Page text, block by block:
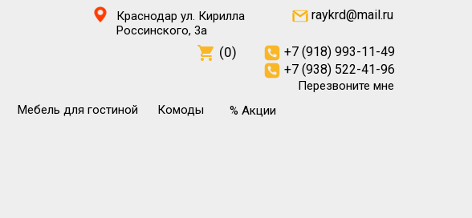
Краснодар ул. Кирилла
Россинского, 3а
raykrd@mail.ru
Перезвоните мне
Мебель для гостиной Комоды % Акции
(0)
+7 (918) 993-11-49
+7 (938) 522-41-96